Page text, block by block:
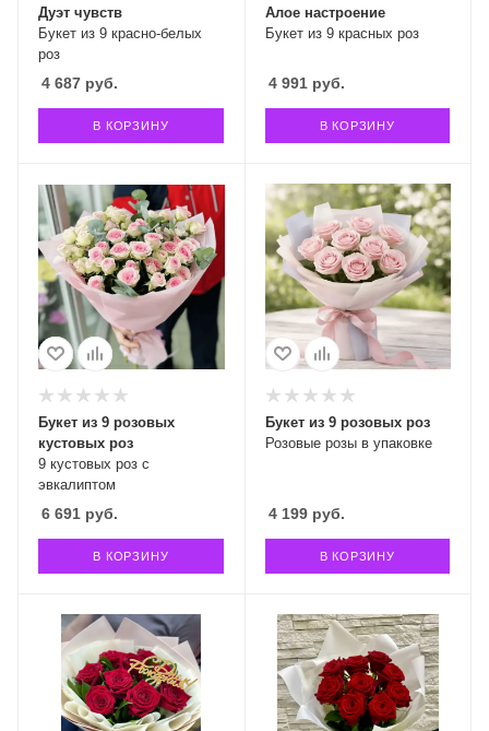
Букет из 9 красно-белых
роз
Дуэт чувств
4 687 руб.
В КОРЗИНУ
Букет из 9 красных роз
Алое настроение
4 991руб.
В КОРЗИНУ
9 кустовых роз с
эвкалиптом
Букет из 9 розовых
кустовых роз
6 691 руб.
В КОРЗИНУ
Розовые розы в упаковке
Букет из 9 розовых роз
4 199руб.
В КОРЗИНУ